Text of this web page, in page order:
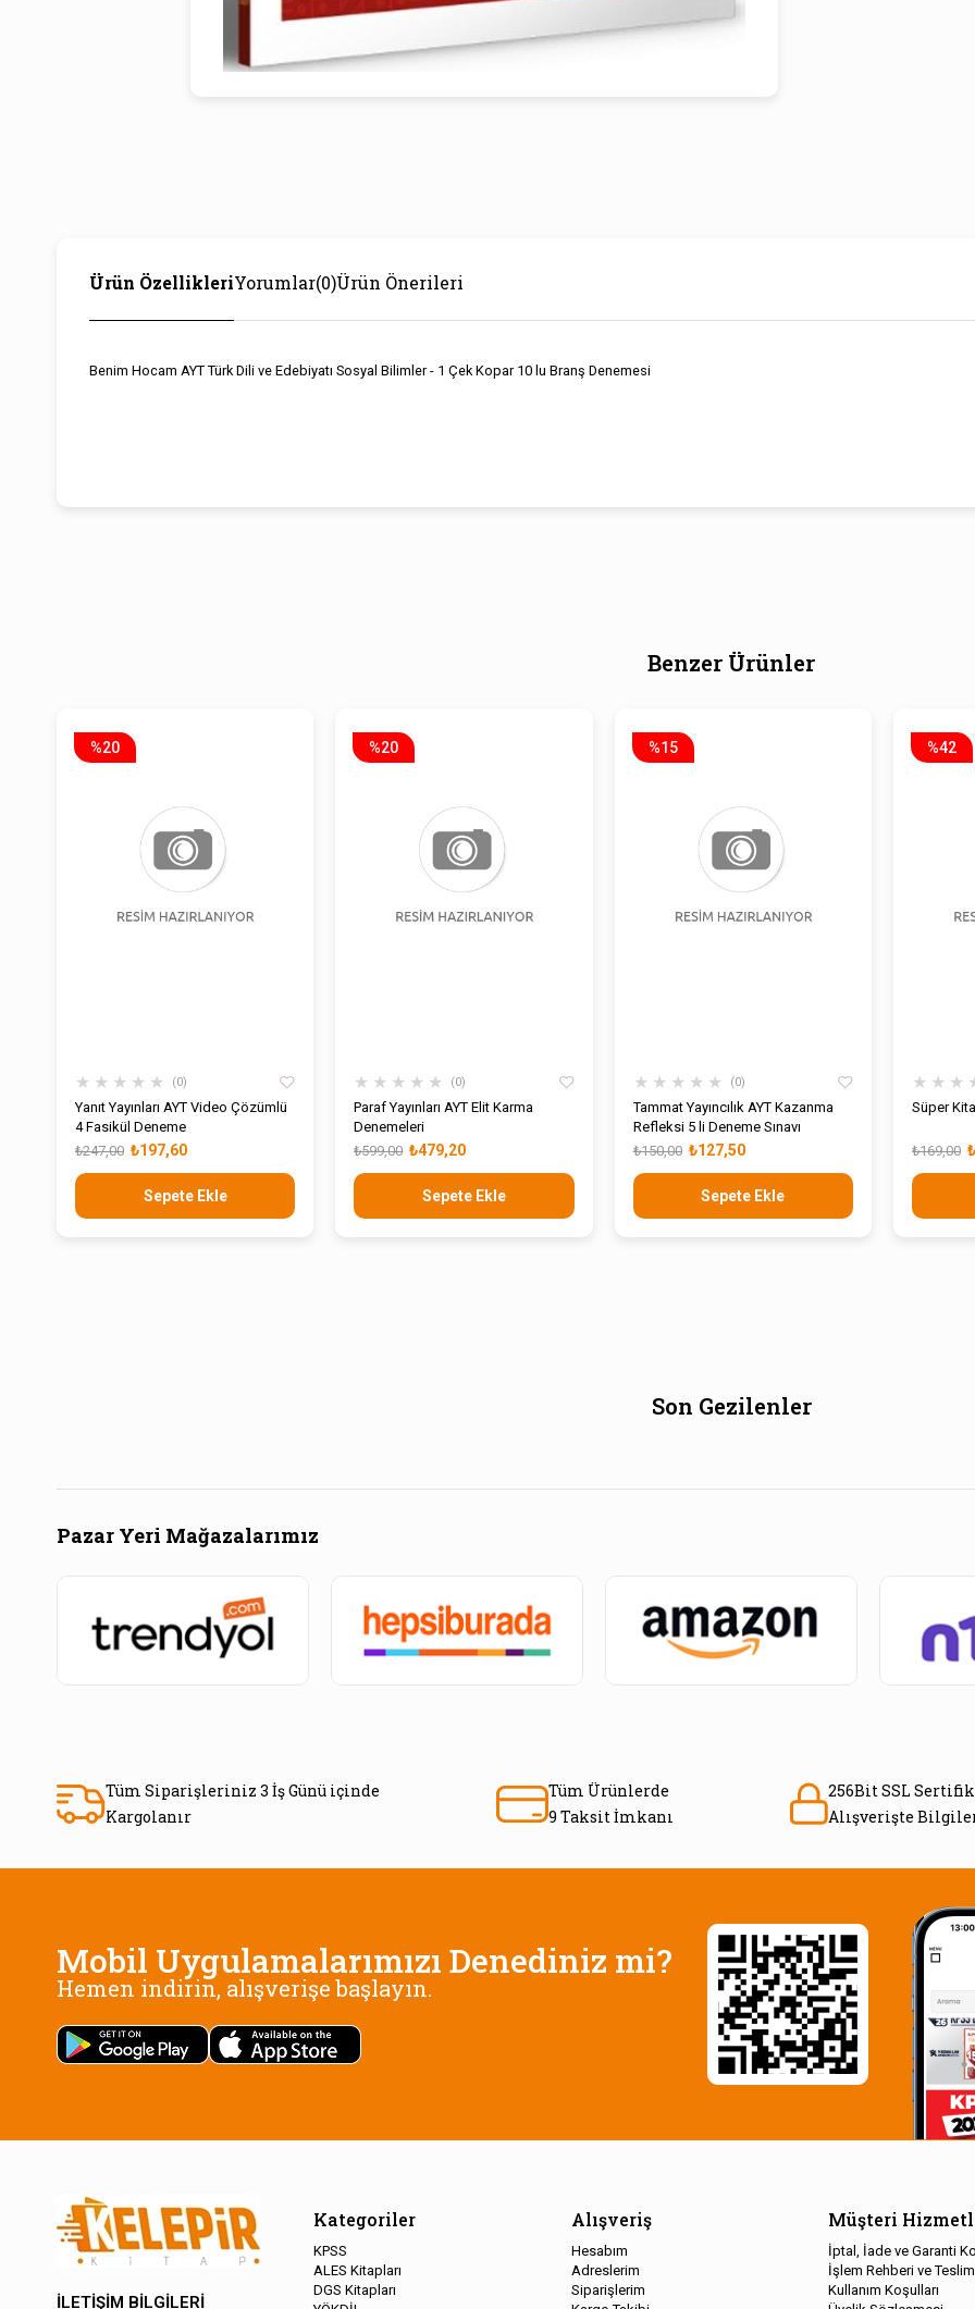
Ürün ÖzellikleriYorumlar(0)Ürün Önerileri
Benim Hocam AYT Türk Dili ve Edebiyatı Sosyal Bilimler - 1 Çek Kopar 10 lu Branş Denemesi
Benzer Ürünler
★ ★ ★ ★ ★ 0
Yanıt Yayınları AYT Video Çözümlü
4 Fasikül Deneme
₺197,60
₺247,00
Sepete Ekle
%20
★ ★ ★ ★ ★ 0
Paraf Yayınları AYT Elit Karma
Denemeleri
₺479,20
₺599,00
Sepete Ekle
%20
★ ★ ★ ★ ★ 0
Tammat Yayıncılık AYT Kazanma
Refleksi 5 li Deneme Sınavı
₺127,50
₺150,00
Sepete Ekle
%15
★ ★ ★
Süper
₺169,00
%42
Son Gezilenler
Pazar Yeri Mağazalarımız
Tüm Siparişleriniz 3 İş Günü içinde
Kargolanır
Tüm Ürünlerde
9 Taksit İmkanı
256Bit SSL
Alışverişte
Mobil Uygulamalarımızı Denediniz mi?
Hemen indirin, alışverişe başlayın.
İLETİŞİM BİLGİLERİ
Kategoriler
KPSS
ALES Kitapları
DGS Kitapları
Alışveriş
Hesabım
Adreslerim
Siparişlerim
Müşteri
İptal, İade ve Garanti
İşlem Rehberi ve
Kullanım Koşulları